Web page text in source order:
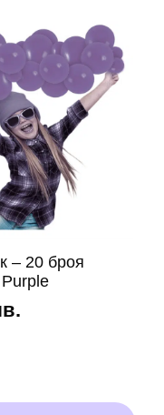
– 20 броя